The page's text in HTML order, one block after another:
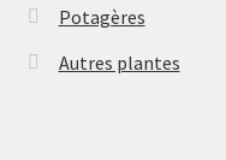
Potagères
Autres plantes